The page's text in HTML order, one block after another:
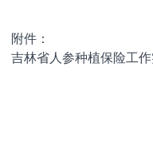
附件：
吉林省人参种植保险工